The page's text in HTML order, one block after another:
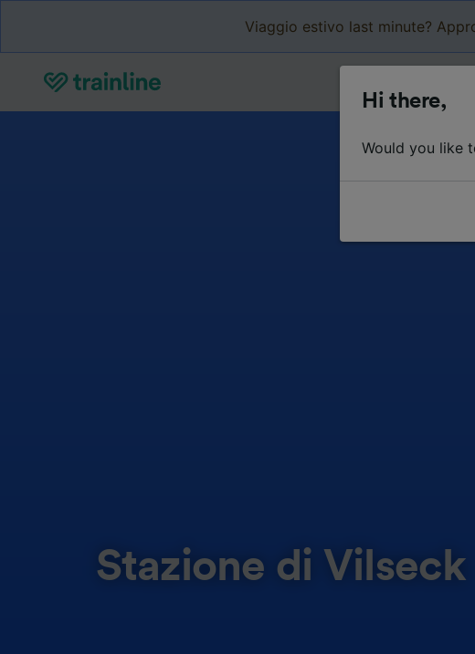
Viaggio estivo last minute?
Stazione di Vilseck
Hi there,
Would you like